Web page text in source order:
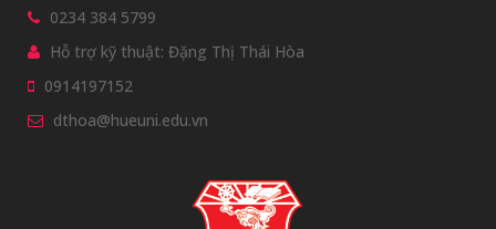
0234 384 5799
Hỗ trợ kỹ thuật: Đặng Thị Thái Hòa
0914197152
dthoa@hueuni.edu.vn